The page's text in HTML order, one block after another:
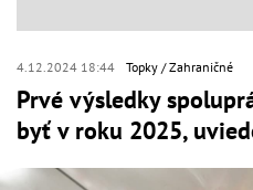
4.12.2024 18:44 Topky Zahraničné
Prvé výsledky
byť v roku 2025,